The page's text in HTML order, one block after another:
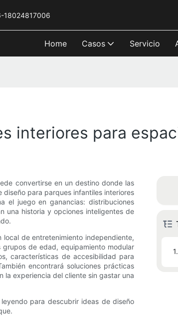
18024817006
Home Casos Servicio
interiores para
convertirse en un destino donde las
diseño para parques infantiles interiores
el juego en ganancias: distribuciones
una historia y opciones inteligentes de
de entretenimiento independiente,
de edad, equipamiento modular
características de accesibilidad para
encontrará soluciones prácticas
la experiencia del cliente sin gastar una
para descubrir ideas de diseño
1.